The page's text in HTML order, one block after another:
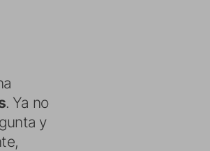
. Ya no
y